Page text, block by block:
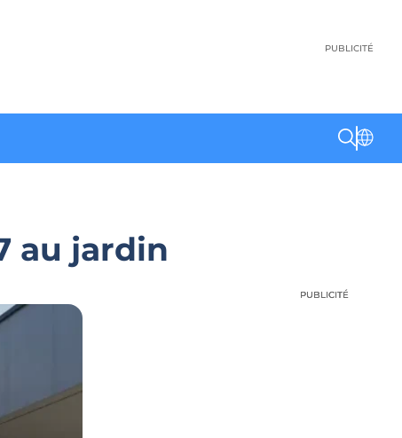
PUBLICITÉ
au jardin
PUBLICITÉ
PUBLICITÉ